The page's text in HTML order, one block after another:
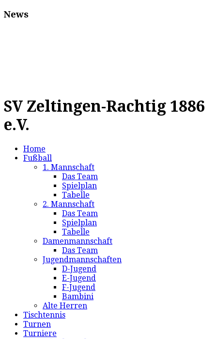
News
SV Zeltingen-Rachtig 1886
e.V.
Home
Fußball
1. Mannschaft
Das Team
Spielplan
Tabelle
2. Mannschaft
Das Team
Spielplan
Tabelle
Damenmannschaft
Das Team
Jugendmannschaften
D-Jugend
E-Jugend
F-Jugend
Bambini
Alte Herren
Tischtennis
Turnen
Turniere